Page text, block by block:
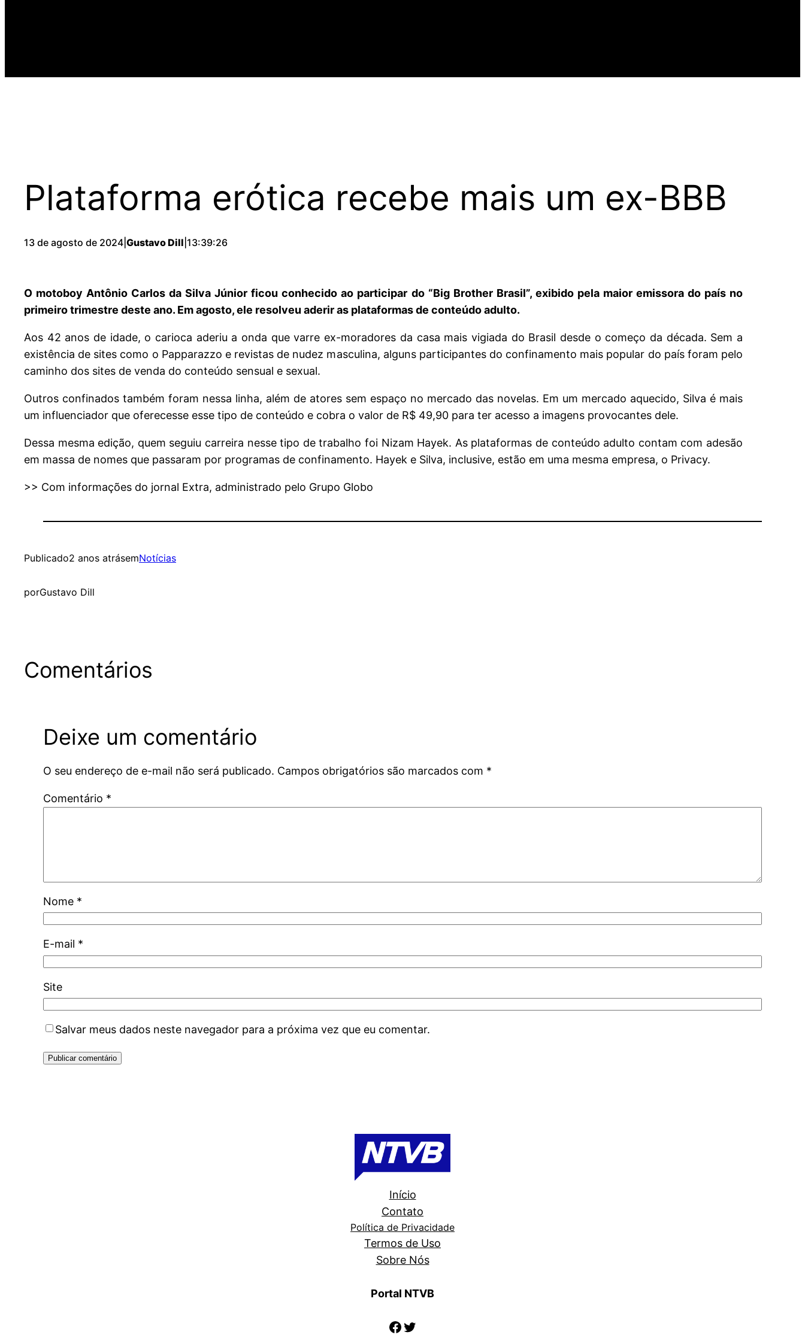
Plataforma erótica recebe mais um ex-BBB
13 de agosto de 2024 Gustavo Dill 13:39:26
O motoboy Antônio Carlos da Silva Júnior ficou conhecido ao participar do “Big Brother Brasil”, exibido pela maior emissora do país no
primeiro trimestre deste ano. Em agosto, ele resolveu aderir as plataformas de conteúdo adulto.
Aos 42 anos de idade, o carioca aderiu a onda que varre ex-moradores da casa mais vigiada do Brasil desde o começo da década. Sem a
existência de sites como o Papparazzo e revistas de nudez masculina, alguns participantes do confinamento mais popular do país foram pelo
caminho dos sites de venda do conteúdo sensual e sexual.
Outros confinados também foram nessa linha, além de atores sem espaço no mercado das novelas. Em um mercado aquecido, Silva é mais
um influenciador que oferecesse esse tipo de conteúdo e cobra o valor de R$ 49,90 para ter acesso a imagens provocantes dele.
Dessa mesma edição, quem seguiu carreira nesse tipo de trabalho foi Nizam Hayek. As plataformas de conteúdo adulto contam com adesão
em massa de nomes que passaram por programas de confinamento. Hayek e Silva, inclusive, estão em uma mesma empresa, o Privacy.
>> Com informações do jornal Extra, administrado pelo Grupo Globo
Publicado2 anos atrásemNotícias
porGustavo Dill
Comentários
Deixe um comentário
O seu endereço de e-mail não será publicado. Campos obrigatórios são marcados com *
Comentário *
Nome *
E-mail *
Site
Salvar meus dados neste navegador para a próxima vez que eu comentar.
Início
Contato
Política de Privacidade
Termos de Uso
Sobre Nós
Portal NTVB
Facebook
Twitter